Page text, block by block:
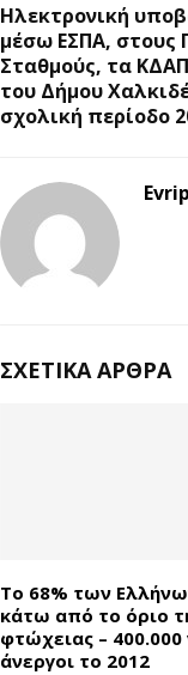
Ηλεκτρονική
μέσω ΕΣΠΑ, στους
Σταθμούς, τα
του Δήμου
σχολική περίοδο
ΣΧΕΤΙΚΆ ΆΡΘΡΑ
Το 68% των
κάτω από το όριο
φτώχειας – 400.000
άνεργοι το 2012